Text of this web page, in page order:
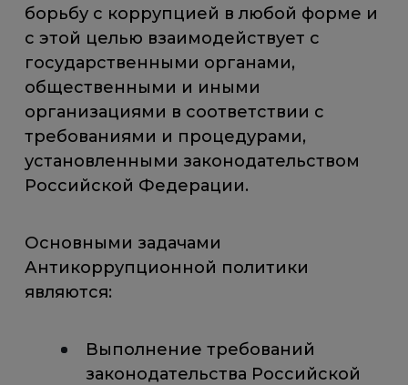
борьбу с коррупцией в любой форме и
с этой целью взаимодействует с
государственными органами,
общественными и иными
организациями в соответствии с
требованиями и процедурами,
установленными законодательством
Российской Федерации.
Основными задачами
Антикоррупционной политики
являются:
Выполнение требований
законодательства Российской